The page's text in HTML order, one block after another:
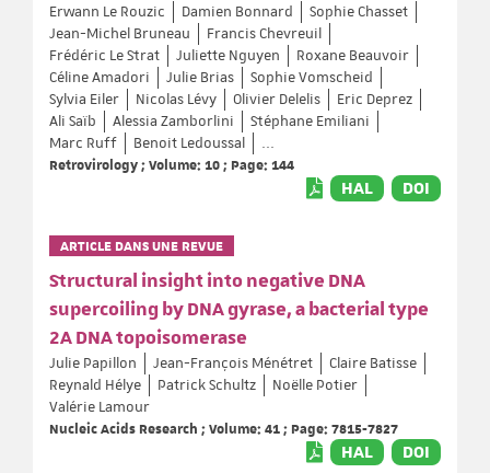
Erwann Le Rouzic Damien Bonnard
Sophie Chasset
Jean-Michel Bruneau
Francis Chevreuil
Frédéric Le Strat
Juliette Nguyen
Roxane Beauvoir
Céline Amadori
Julie Brias
Sophie Vomscheid
Sylvia Eiler
Nicolas Lévy Olivier Delelis
Eric Deprez
Ali Saïb
Alessia Zamborlini
Stéphane Emiliani
Marc Ruff
Benoit Ledoussal
...
Retrovirology ; Volume: 10 ; Page: 144
HAL DOI
ARTICLE DANS UNE REVUE
Structural insight into negative DNA
supercoiling by DNA gyrase, a bacterial type
2A DNA topoisomerase
Julie Papillon Jean-François Ménétret
Claire Batisse
Reynald Hélye
Patrick Schultz
Noëlle Potier
Valérie Lamour
Nucleic Acids Research ; Volume: 41 ; Page: 7815-7827
HAL DOI